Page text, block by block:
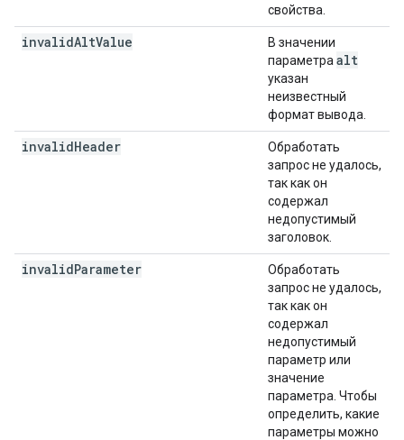
свойства.
invalidAltValue
В значении
параметра alt
указан
неизвестный
формат вывода.
invalidHeader
Обработать
запрос не удалось,
так как он
содержал
недопустимый
заголовок.
invalidParameter
Обработать
запрос не удалось,
так как он
содержал
недопустимый
параметр или
значение
параметра. Чтобы
определить, какие
параметры можно